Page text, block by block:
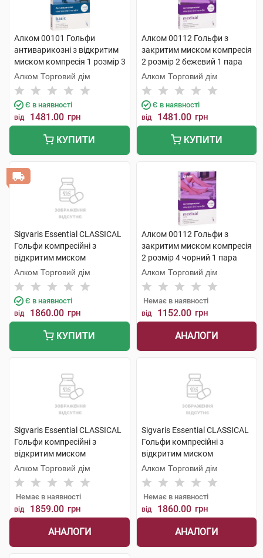
Алком 00101 Гольфи
антиварикозні з відкритим
миском компресія 1 розмір 3
бежевий 1 пара
Алком Торговий дім
Є в наявності
від 1481.00 грн
КУПИТИ
Алком 00112 Гольфи з
закритим миском компресія
2 розмір 2 бежевий 1 пара
Алком Торговий дім
Є в наявності
від 1481.00 грн
КУПИТИ
Sigvaris Essential CLASSICAL
Гольфи компресійні з
відкритим миском
компресія 2 PLUS large 1
пара
Алком Торговий дім
Є в наявності
від 1860.00 грн
КУПИТИ
Алком 00112 Гольфи з
закритим миском компресія
2 розмір 4 чорний 1 пара
Алком Торговий дім
Немає в наявності
від 1152.00 грн
АНАЛОГИ
Sigvaris Essential CLASSICAL
Гольфи компресійні з
відкритим миском
компресія 2 large long 1 пара
Алком Торговий дім
Немає в наявності
від 1859.00 грн
АНАЛОГИ
Sigvaris Essential CLASSICAL
Гольфи компресійні з
відкритим миском
компресія 2 medium long 1
пара
Алком Торговий дім
Немає в наявності
від 1860.00 грн
АНАЛОГИ